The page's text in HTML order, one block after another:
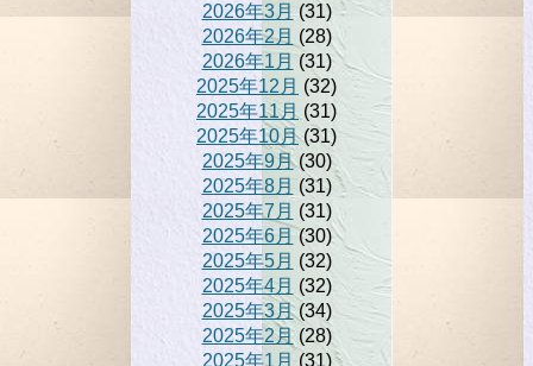
2026年3月(31)
2026年2月 (28)
2026年1月 (31)
2025年12月 (32)
2025年11月 (31)
2025年10月(31)
2025年9月(30)
2025年8月 (31)
2025年7月 (31)
2025年6月 (30)
2025年5月 (32)
2025年4月 (32)
2025年3月(34)
2025年2月(28)
2025年1月 (31)